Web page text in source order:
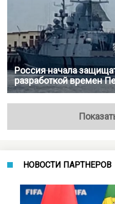
Россия начала
разработкой времен
НОВОСТИ ПАРТНЕРОВ